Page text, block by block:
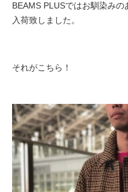
BEAMS PLUSではお馴染み
入荷致しました。
それがこちら！